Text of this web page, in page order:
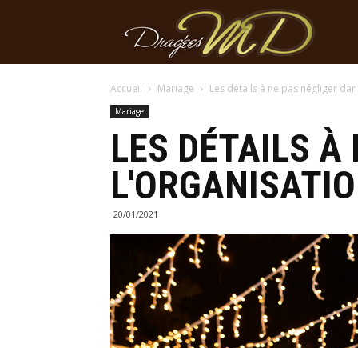
MD
Accueil Mariage Les détails à ne pas négliger
Mariage
LES DÉTAILS À
20/01/2021